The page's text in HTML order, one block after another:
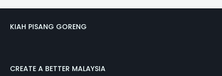
KIAH PISANG GORENG
CREATE A BETTER MALAYSIA